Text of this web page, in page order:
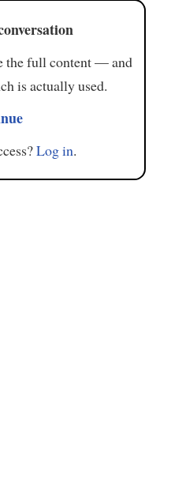
the full content — and
is actually used.
Log in.